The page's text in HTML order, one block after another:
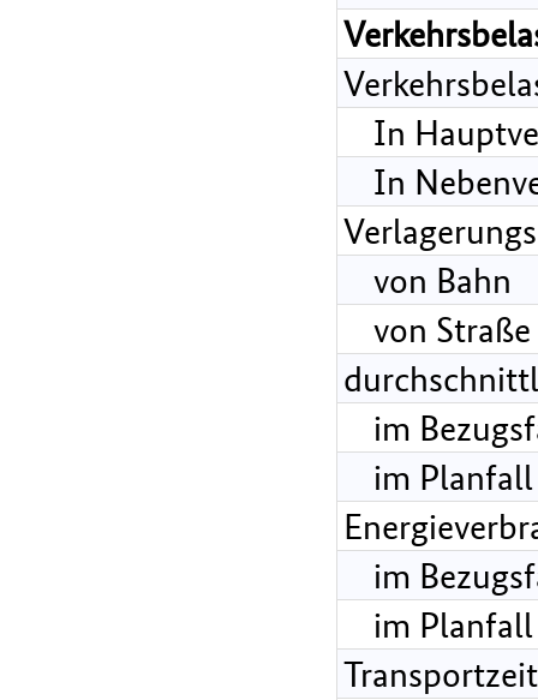
In
In
von Bahn
von Straße
im
im Planfall
im
im Planfall